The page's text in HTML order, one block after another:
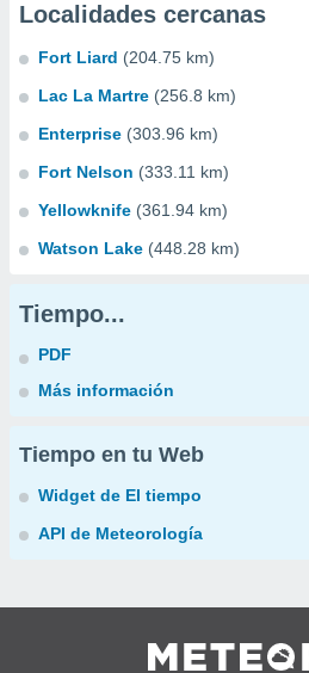
Localidades cercanas
Fort Liard (204.75 km)
Lac La Martre (256.8 km)
Enterprise (303.96 km)
Fort Nelson (333.11 km)
Yellowknife (361.94 km)
Watson Lake (448.28 km)
Tiempo...
PDF
Más información
Tiempo en tu Web
Widget de El tiempo
API de Meteorología